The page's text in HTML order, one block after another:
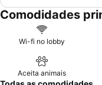
Comodidades
Wi-fi no lobby
Aceita animais